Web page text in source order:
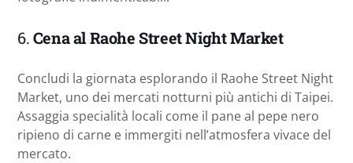
6.Cena al Raohe Street Night Market
Concludi la giornata esplorando il Raohe Street Night
Market, uno dei mercati notturni più antichi di Taipei.
Assaggia specialità locali come il pane al pepe nero
ripieno di carne e immergiti nell’atmosfera vivace del
mercato.